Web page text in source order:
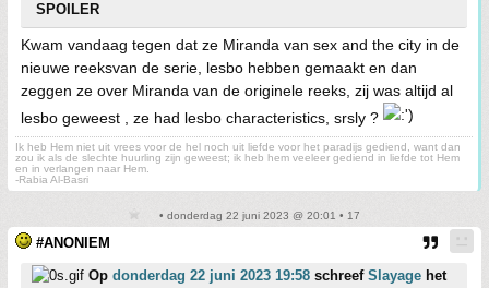
SPOILER
Kwam vandaag tegen dat ze Miranda van sex and the city in de
nieuwe reeksvan de serie, lesbo hebben gemaakt en dan
zeggen ze over Miranda van de originele reeks, zij was altijd al
lesbo geweest , ze had lesbo characteristics, srsly ?
Ik heb Hem niet uit vrees voor de hel noch uit liefde voor het paradijs gediend, want dan
zou ik als de slechte huurling zijn geweest; ik heb hem veeleer gediend in liefde tot Hem
en in verlangen naar Hem.
-Rabia Al-Basri
• donderdag 22 juni 2023 @ 20:01 • 17
#ANONIEM
Op donderdag 22 juni 2023 19:58 schreef Slayage het